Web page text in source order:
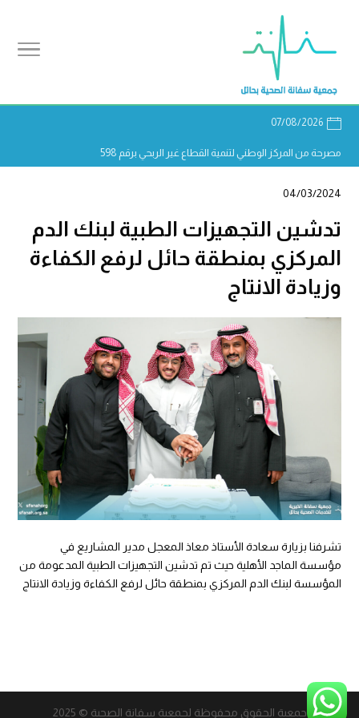
07/08/2026
مصرحة من المركز الوطني لتنمية القطاع غير الربحي برقم 598
04/03/2024
تدشين التجهيزات الطبية لبنك الدم
المركزي بمنطقة حائل لرفع الكفاءة
وزيادة الانتاج
تشرفنا بزيارة سعادة الأستاذ معاذ المعجل مدير المشاريع في
مؤسسة الماجد الأهلية حيث تم تدشين التجهيزات الطبية المدعومة من
المؤسسة لبنك الدم المركزي بمنطقة حائل لرفع الكفاءة وزيادة الانتاج
جمعية الحقوق محفوظة لجمعية سفانة الصحية © 2025